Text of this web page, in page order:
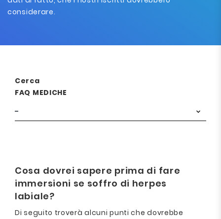
considerare.
Cerca
FAQ MEDICHE
Cosa dovrei sapere prima di fare
immersioni se soffro di herpes
labiale?
Di seguito troverà alcuni punti che dovrebbe